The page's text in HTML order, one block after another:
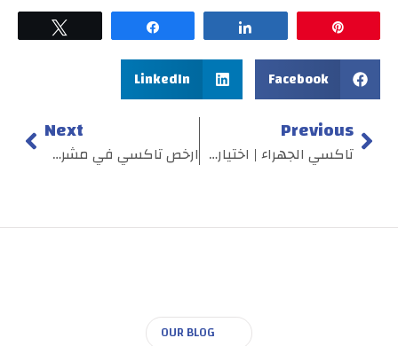
Facebook
LinkedIn
Previous
تاكسي الجهراء | اختيارك الامثل | اطلب 55407508
Next
ارخص تاكسي في مشرف – اطلب الان 55407508
OUR BLOG